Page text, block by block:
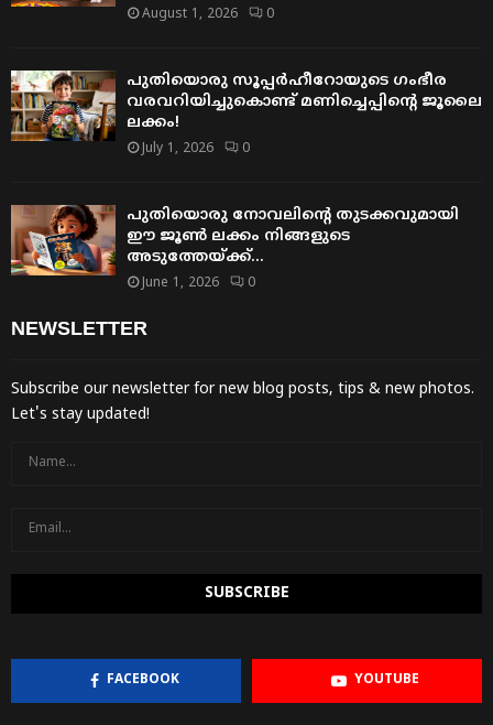
August 1, 2026 0
പുതിയൊരു സൂപ്പർഹീറോയുടെ ഗംഭീര
വരവറിയിച്ചുകൊണ്ട് മണിച്ചെപ്പിന്റെ ജൂലൈ
ലക്കം!
July 1, 2026 0
പുതിയൊരു നോവലിന്റെ തുടക്കവുമായി
ഈ ജൂൺ ലക്കം നിങ്ങളുടെ
അടുത്തേയ്ക്ക്…
June 1, 2026 0
NEWSLETTER
Subscribe our newsletter for new blog posts, tips & new photos.
Let's stay updated!
FACEBOOK YOUTUBE